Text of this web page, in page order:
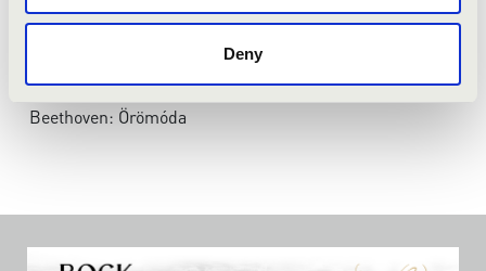
Deny
Bond: Allegretto
Widor: Toccata
Beethoven: Örömóda